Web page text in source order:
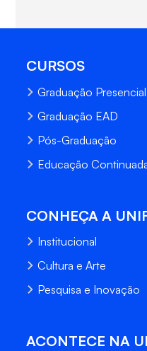
CURSOS
Graduação Presencial
Graduação EAD
Pós-Graduação
Educação
CONHEÇA A
Institucional
Cultura e Arte
Pesquisa e Inovação
ACONTECE NA